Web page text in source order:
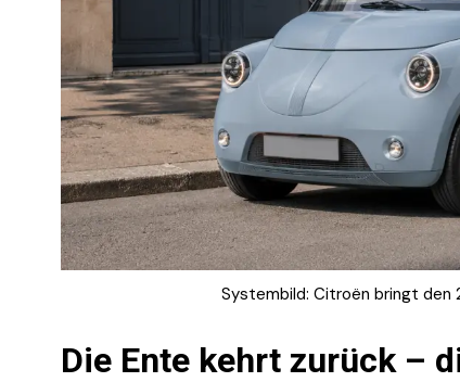
Systembild: Citroën bringt den
Die Ente kehrt zurück –